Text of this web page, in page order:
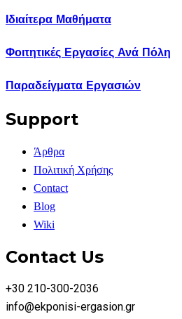
Ιδιαίτερα Μαθήματα
Φοιτητικές Εργασίες Ανά Πόλη
Παραδείγματα Εργασιών
Support
Άρθρα
Πολιτική Χρήσης
Contact
Blog
Wiki
Contact Us
+30 210-300-2036
info@ekponisi-ergasion.gr